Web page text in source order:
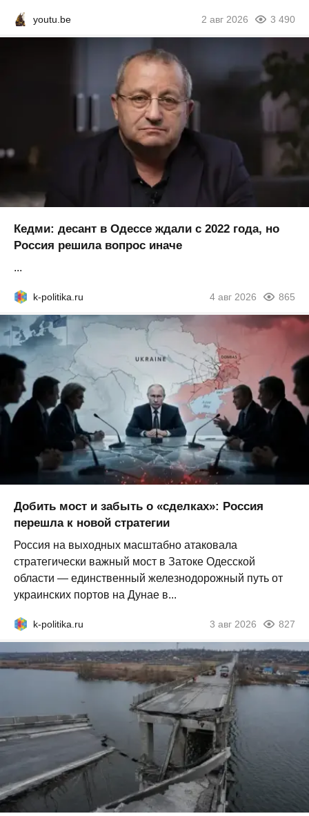
youtu.be 2 авг 2026 3 490
Кедми: десант в Одессе ждали с 2022 года, но
Россия решила вопрос иначе
...
k-politika.ru 4 авг 2026 865
Добить мост и забыть о «сделках»: Россия
перешла к новой стратегии
Россия на выходных масштабно атаковала
стратегически важный мост в Затоке Одесской
области — единственный железнодорожный путь от
украинских портов на Дунае в...
k-politika.ru 3 авг 2026 827